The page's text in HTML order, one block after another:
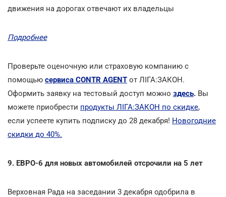
движения на дорогах отвечают их владельцы
Подробнее
Проверьте оценочную или страховую компанию с
помощью сервиса CONTR AGENT от ЛІГА:ЗАКОН.
Оформить заявку на тестовый доступ можно здесь. Вы
можете приобрести продукты ЛІГА:ЗАКОН по скидке,
если успеете купить подписку до 28 декабря! Новогодние
скидки до 40%.
9. ЕВРО-6 для новых автомобилей отсрочили на 5 лет
Верховная Рада на заседании 3 декабря одобрила в